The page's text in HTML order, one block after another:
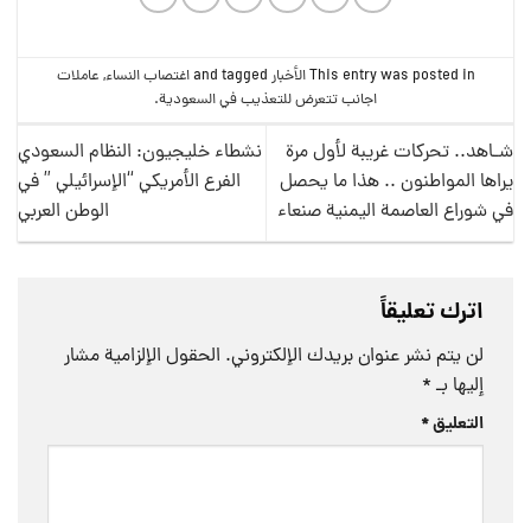
This entry was posted inالأخبار اغتصاب النساء, عاملات
اجانب تتعرض للتعذيب في السعودية.
شـاهد.. تحركات غريبة لأول مرة
يراها المواطنون .. هذا ما يحصل
في شوراع العاصمة اليمنية صنعاء
نشطاء خليجيون: النظام السعودي
الفرع الأمريكي “الإسرائيلي ” في
الوطن العربي
اترك تعليقاً
لن يتم نشر عنوان بريدك الإلكتروني. الحقول الإلزامية مشار
إليها بـ *
التعليق*